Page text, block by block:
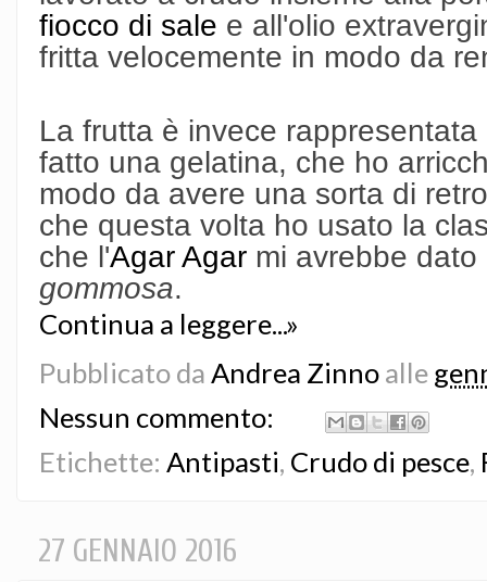
fiocco di sale e all'olio
fritta velocemente in modo da
La frutta è invece
fatto una gelatina, che ho
modo da avere una sorta di
che questa volta ho usato la
che l'Agar Agar mi avrebbe
gommosa.
Continua a leggere...»
Pubblicato da Andrea Zinno alle
Nessun commento:
Etichette: Antipasti, Crudo di pesce,
27 GENNAIO 2016